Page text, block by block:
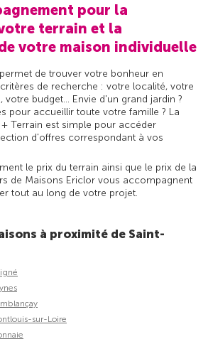
pour la
terrain et la
votre maison individuelle
de trouver votre bonheur en
de recherche : votre localité, votre
budget... Envie d'un grand jardin ?
pour accueillir toute votre famille ? La
Terrain est simple pour accéder
d'offres correspondant à vos
le prix du terrain ainsi que le prix de la
de Maisons Ericlor vous accompagnent
tout au long de votre projet.
à proximité de Saint-
sur-Loire